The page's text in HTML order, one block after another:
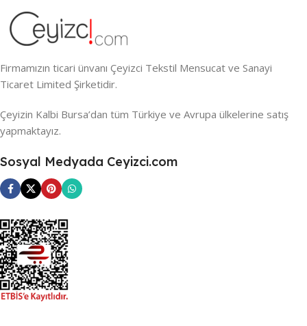
Firmamızın ticari ünvanı Çeyizci Tekstil Mensucat ve Sanayi
Ticaret Limited Şirketidir.
Çeyizin Kalbi Bursa’dan tüm Türkiye ve Avrupa ülkelerine satış
yapmaktayız.
Sosyal Medyada Ceyizci.com